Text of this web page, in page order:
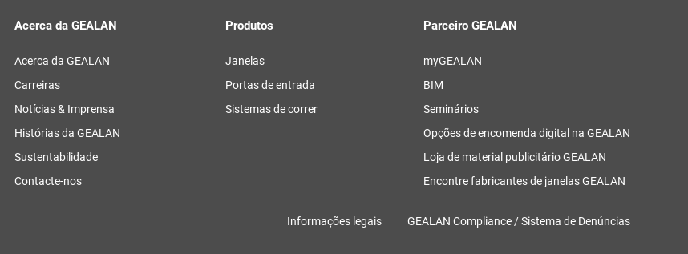
Acerca da GEALAN
Acerca da GEALAN
Carreiras
Notícias & Imprensa
Histórias da GEALAN
Sustentabilidade
Contacte-nos
Produtos
Janelas
Portas de entrada
Sistemas de correr
Parceiro GEALAN
myGEALAN
BIM
Seminários
Opções de encomenda digital na GEALAN
Loja de material publicitário GEALAN
Encontre fabricantes de janelas GEALAN
Informações legais GEALAN Compliance / Sistema de Denúncias